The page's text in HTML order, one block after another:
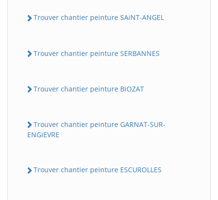
Trouver chantier peinture SAiNT-ANGEL
Trouver chantier peinture SERBANNES
Trouver chantier peinture BiOZAT
Trouver chantier peinture GARNAT-SUR-
ENGiEVRE
Trouver chantier peinture ESCUROLLES